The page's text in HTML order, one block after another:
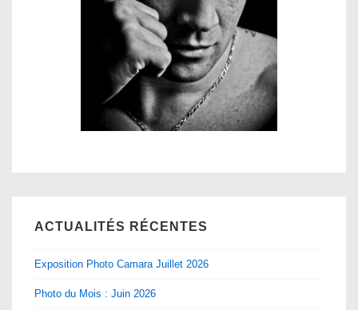
ACTUALITÉS RÉCENTES
Exposition Photo Camara Juillet 2026
Photo du Mois : Juin 2026